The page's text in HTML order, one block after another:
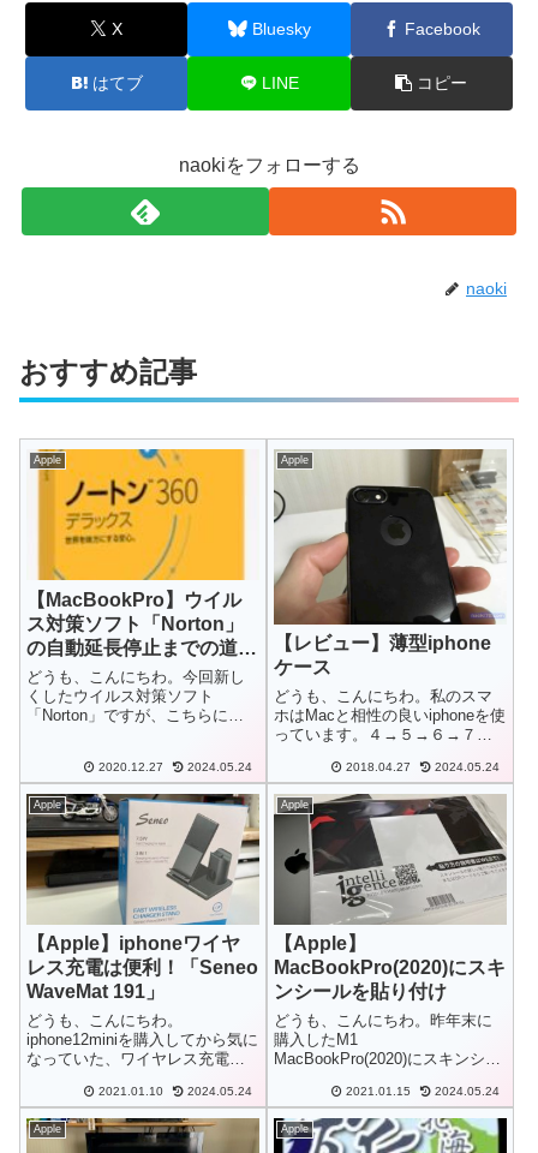
X Bluesky Facebook
はてブ LINE コピー
naokiをフォローする
naoki
おすすめ記事
Apple
【MacBookPro】ウイル
ス対策ソフト「Norton」
の自動延長停止までの道の
り
どうも、こんにちわ。今回新し
くしたウイルス対策ソフト
「Norton」ですが、こちらには
った為、自動延長を停止しまし
た。それがちょっと面倒、とい
うか分かりづらかったので記録
しておこうと思...
2020.12.27 2024.05.24
Apple
【レビュー】薄型iphone
ケース
どうも、こんにちわ。私のスマ
ホはMacと相性の良いiphoneを使
っています。４→５→６→７と
の頃から毎回JACAJACAの栃木
レザー製ケースを使用してきま
した。が、革製品は革の良さが
あるのですが薄型の平らなケ
ー...
2018.04.27 2024.05.24
Apple
【Apple】iphoneワイヤ
レス充電は便利！「Seneo
WaveMat 191」
どうも、こんにちわ。
iphone12miniを購入してから気に
なっていた、ワイヤレス充電の
2021.01.10 2024.05.24
Apple
【Apple】
MacBookPro(2020)にスキ
ンシールを貼り付け
どうも、こんにちわ。昨年末に
購入したM1
MacBookPro(2020)にスキンシー
2021.01.15 2024.05.24
Apple Apple